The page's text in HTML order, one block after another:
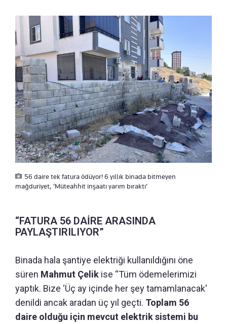
56 daire tek fatura ödüyor! 6 yıllık binada bitmeyen
mağduriyet, ‘Müteahhit inşaatı yarım bıraktı’
“FATURA 56 DAİRE ARASINDA
PAYLAŞTIRILIYOR”
Binada hala şantiye elektriği kullanıldığını öne
süren Mahmut Çelik ise “Tüm ödemelerimizi
yaptık. Bize ‘Üç ay içinde her şey tamamlanacak'
denildi ancak aradan üç yıl geçti. Toplam 56
daire olduğu için mevcut elektrik sistemi bu